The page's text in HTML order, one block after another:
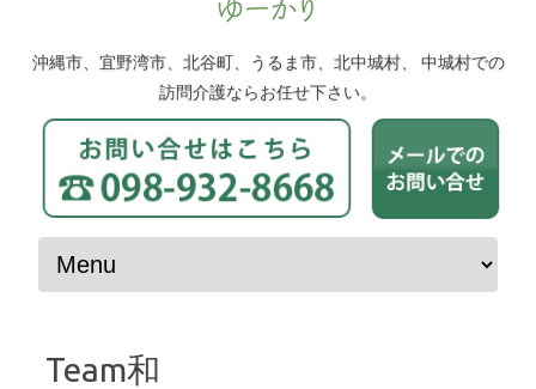
沖縄市、宜野湾市、北谷町、うるま市、北中城村、 中城村での
訪問介護ならお任せ下さい。
コンテンツへスキップ
Team和